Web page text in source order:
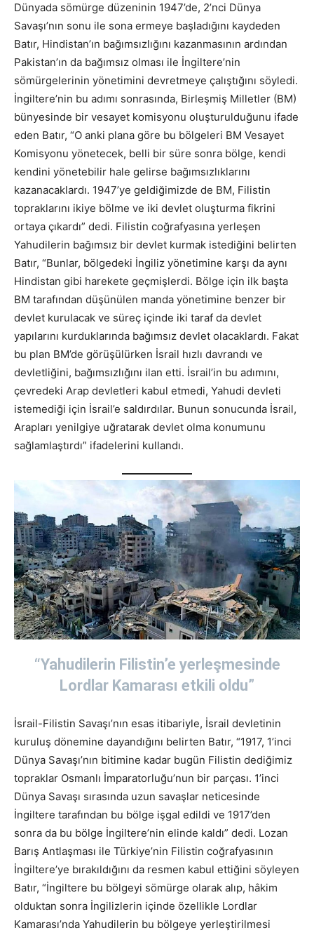
Dünyada sömürge düzeninin 1947’de, 2’nci Dünya
Savaşı’nın sonu ile sona ermeye başladığını kaydeden
Batır, Hindistan’ın bağımsızlığını kazanmasının ardından
Pakistan’ın da bağımsız olması ile İngiltere’nin
sömürgelerinin yönetimini devretmeye çalıştığını söyledi.
İngiltere’nin bu adımı sonrasında, Birleşmiş Milletler (BM)
bünyesinde bir vesayet komisyonu oluşturulduğunu ifade
eden Batır, “O anki plana göre bu bölgeleri BM Vesayet
Komisyonu yönetecek, belli bir süre sonra bölge, kendi
kendini yönetebilir hale gelirse bağımsızlıklarını
kazanacaklardı. 1947’ye geldiğimizde de BM, Filistin
topraklarını ikiye bölme ve iki devlet oluşturma fikrini
ortaya çıkardı” dedi. Filistin coğrafyasına yerleşen
Yahudilerin bağımsız bir devlet kurmak istediğini belirten
Batır, “Bunlar, bölgedeki İngiliz yönetimine karşı da aynı
Hindistan gibi harekete geçmişlerdi. Bölge için ilk başta
BM tarafından düşünülen manda yönetimine benzer bir
devlet kurulacak ve süreç içinde iki taraf da devlet
yapılarını kurduklarında bağımsız devlet olacaklardı. Fakat
bu plan BM’de görüşülürken İsrail hızlı davrandı ve
devletliğini, bağımsızlığını ilan etti. İsrail’in bu adımını,
çevredeki Arap devletleri kabul etmedi, Yahudi devleti
istemediği için İsrail’e saldırdılar. Bunun sonucunda İsrail,
Arapları yenilgiye uğratarak devlet olma konumunu
sağlamlaştırdı” ifadelerini kullandı.
“Yahudilerin Filistin’e yerleşmesinde
Lordlar Kamarası etkili oldu”
İsrail-Filistin Savaşı’nın esas itibariyle, İsrail devletinin
kuruluş dönemine dayandığını belirten Batır, “1917, 1’inci
Dünya Savaşı’nın bitimine kadar bugün Filistin dediğimiz
topraklar Osmanlı İmparatorluğu’nun bir parçası. 1’inci
Dünya Savaşı sırasında uzun savaşlar neticesinde
İngiltere tarafından bu bölge işgal edildi ve 1917’den
sonra da bu bölge İngiltere’nin elinde kaldı” dedi. Lozan
Barış Antlaşması ile Türkiye’nin Filistin coğrafyasının
İngiltere’ye bırakıldığını da resmen kabul ettiğini söyleyen
Batır, “İngiltere bu bölgeyi sömürge olarak alıp, hâkim
olduktan sonra İngilizlerin içinde özellikle Lordlar
Kamarası’nda Yahudilerin bu bölgeye yerleştirilmesi